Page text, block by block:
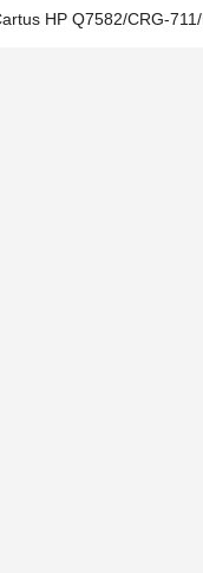
HP Q7582/CRG-